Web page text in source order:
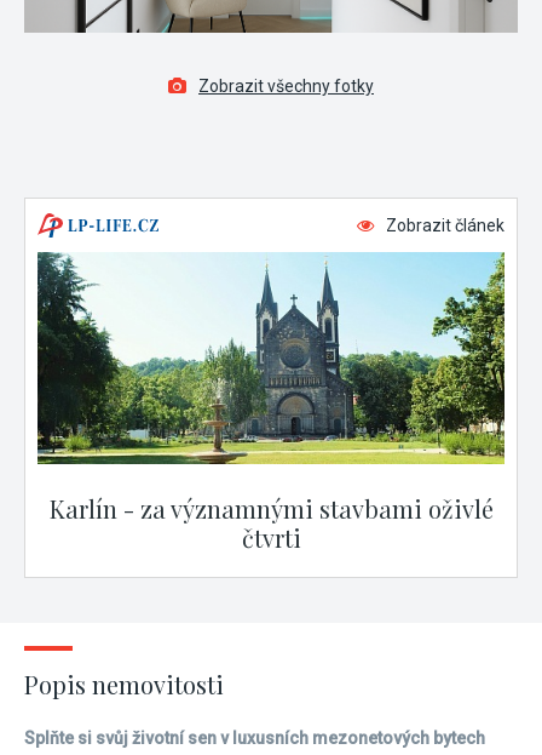
Zobrazit všechny fotky
Zobrazit článek
Karlín - za významnými stavbami oživlé
čtvrti
Popis nemovitosti
Splňte si svůj životní sen v luxusních mezonetových bytech